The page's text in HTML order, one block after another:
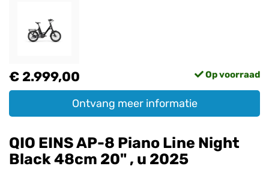
€ 2.999,00 Op voorraad
Ontvang meer informatie
QIO EINS AP-8 Piano Line Night
Black 48cm 20" , u 2025